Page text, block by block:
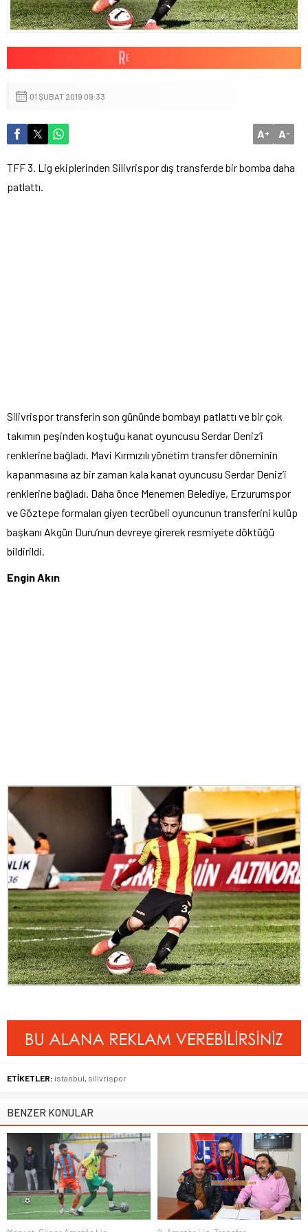
01 ŞUBAT 2019 09:33
A+ A-
TFF 3. Lig ekiplerinden Silivrispor dış transferde bir bomba daha
patlattı.
Silivrispor transferin son gününde bombayı patlattı ve bir çok
takımın peşinden koştuğu kanat oyuncusu Serdar Deniz’i
renklerine bağladı. Mavi Kırmızılı yönetim transfer döneminin
kapanmasına az bir zaman kala kanat oyuncusu Serdar Deniz’i
renklerine bağladı. Daha önce Menemen Belediye, Erzurumspor
ve Göztepe formaları giyen tecrübeli oyuncunun transferini kulüp
başkanı Akgün Duru’nun devreye girerek resmiyete döktüğü
bildirildi.
Engin Akın
ETİKETLER: istanbul, silivrispor
BENZER KONULAR